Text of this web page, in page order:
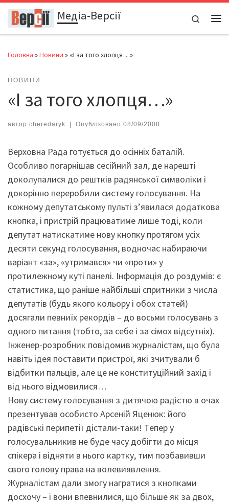
Перейти до вмістуМедіа-Версії
Search
Головна »Новини » «І за того хлопця…»
НОВИНИ
«І за того хлопця…»
автор cheredaryk | Опубліковано 08/09/2008
Верховна Рада готується до осінніх баталій.
Особливо погарнішав сесійний зал, де нарешті
доколупалися до рештків радянської символіки і
докорінно переробили систему голосування. На
кожному депутатському пульті з’явилася додаткова
кнопка, і пристрій працюватиме лише тоді, коли
депутат натискатиме нову кнопку протягом усіх
десяти секунд голосування, водночас набираючи
варіант «за», «утримався» чи «проти» у
протилежному куті панелі. Інформація до роздумів: є
статистика, що раніше найбільші спритники з числа
депутатів (будь якого кольору і обох статей)
досягали певниїх рекордів – до восьми голосувань з
одного питання (тобто, за себе і за сімох відсутніх).
Інженер-розробник повідомив журналістам, що була
навіть ідея поставити пристрої, які зчитували б
відбитки пальців, але це не конституційний захід і
від нього відмовилися…
Нову систему голосування з дитячою радістю в очах
презентував особисто Арсеній Яценюк: його
радівські перипетії дістали-таки! Тепер у
голосувальникив не буде часу добігти до місця
спікера і відняти в нього картку, тим позбавивши
свого голову права на волевиявлення.
Журналістам дали змогу награтися з кнопками
досхочу – і вони впевнилися, що більше як за двох,